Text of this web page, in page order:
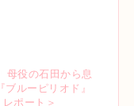
母役の石田から息
ルーピリオド』
ポート＞